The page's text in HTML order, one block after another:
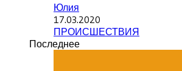
Юлия
17.03.2020
ПРОИСШЕСТВИЯ
Последнее